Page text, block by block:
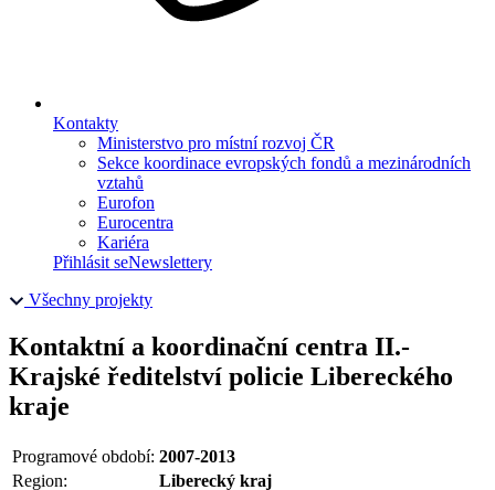
Kontakty
Ministerstvo pro místní rozvoj ČR
Sekce koordinace evropských fondů a mezinárodních
vztahů
Eurofon
Eurocentra
Kariéra
Přihlásit seNewslettery
Všechny projekty
Kontaktní a koordinační centra II.-
Krajské ředitelství policie Libereckého
kraje
Programové období: 2007-2013
Region:
Liberecký kraj